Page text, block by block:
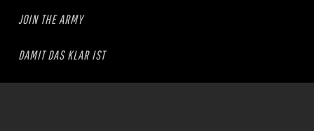
JOIN THE ARMY
DAMIT DAS KLAR IST